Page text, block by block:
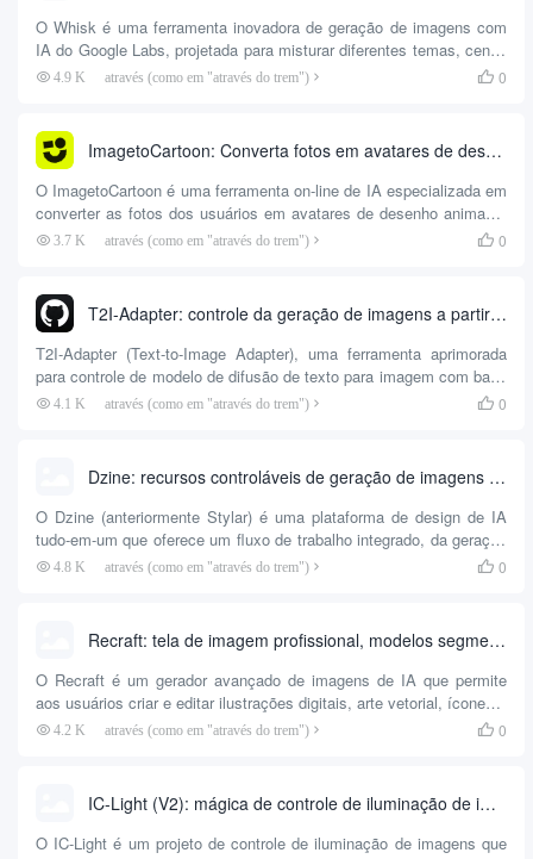
O Whisk é uma ferramenta inovadora de geração de imagens com
IA do Google Labs, projetada para misturar diferentes temas, cenas
e estilos por meio do upload de várias imagens. Diferentemente das
entrada, permitindo que os usuários criem obras de arte de forma
mais intuitiva. Os usuários podem carregar imagens diretamente...
4.9 K através (como em "através do trem")  0
ImagetoCartoon: Converta fotos em avatares de desenhos animados e crie facilmente imagens personalizadas de desenhos animados!
O ImagetoCartoon é uma ferramenta on-line de IA especializada em
converter as fotos dos usuários em avatares de desenho animado.
Usando tecnologia avançada de IA, o site é capaz de converter
variedade de temas de desenhos animados, incluindo personagens
de negócios, personagens profissionais, personagens de férias,
personagens de estilo de vida...
3.7 K através (como em "através do trem")  0
T2I-Adapter: controle da geração de imagens a partir de linhas e rascunhos
T2I-Adapter (Text-to-Image Adapter), uma ferramenta aprimorada
para controle de modelo de difusão de texto para imagem com base
no Stable Diffusion-XL. Ao aprender o adaptador para ajustar o
imagens correspondentes. Adequado para geração de imagens,
criação de conteúdo...
4.1 K através (como em "através do trem")  0
Dzine: recursos controláveis de geração de imagens de IA e ferramentas de design de tela, oferecendo centenas de estilos de imagem e estilos
O Dzine (anteriormente Stylar) é uma plataforma de design de IA
tudo-em-um que oferece um fluxo de trabalho integrado, da geração
à edição de imagens, composição de imagens e controle de estilo
necessidade de dicas de estilo complexas. O Dzine também
oferece trabalho de camadas, layout e esboço...
4.8 K através (como em "através do trem")  0
Recraft: tela de imagem profissional, modelos segmentados de várias classes, modelos Recraft V3|Gráficos vetoriais|Imagens 3D|Ilustrações|Imagens para SVG
O Recraft é um gerador avançado de imagens de IA que permite
aos usuários criar e editar ilustrações digitais, arte vetorial, ícones e
gráficos 3D. A ferramenta oferece uma abordagem unificada para o
intuitivas. ...
4.2 K através (como em "através do trem")  0
IC-Light (V2): mágica de controle de iluminação de imagem, controla a luz, a sombra e o plano de fundo da imagem
O IC-Light é um projeto de controle de iluminação de imagens que